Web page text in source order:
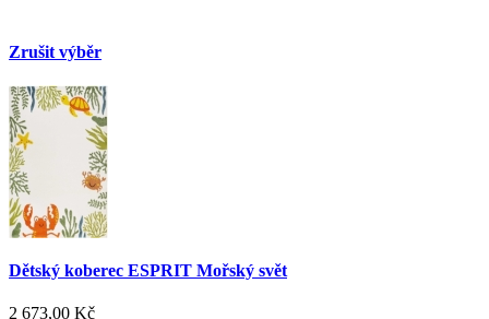
Zrušit výběr
Dětský koberec ESPRIT Mořský svět
2 673,00 Kč